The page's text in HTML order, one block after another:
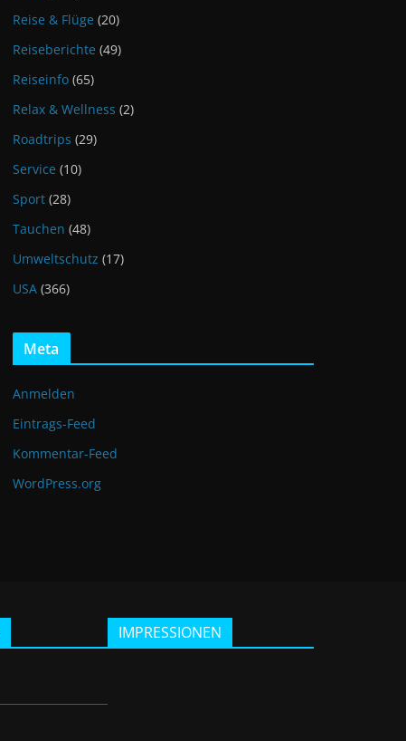
Reise & Flüge (20)
Reiseberichte (49)
Reiseinfo (65)
Relax & Wellness (2)
Roadtrips (29)
Service (10)
Sport (28)
Tauchen (48)
Umweltschutz (17)
USA (366)
Meta
Anmelden
Eintrags-Feed
Kommentar-Feed
WordPress.org
IMPRESSIONEN